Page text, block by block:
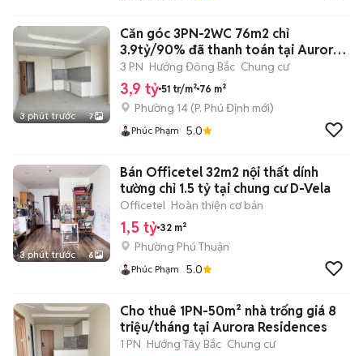
3 phút trước 7
Căn góc 3PN-2WC 76m2 chỉ
3.9tỷ/90% đã thanh toán tại Aurora
Residences
3 PN Hướng Đông Bắc Chung cư
3,9 tỷ 51 tr/m² 76 m²
Phường 14 (P. Phú Định mới)
Phúc Phạm 5.0
3 phút trước 6
Bán Officetel 32m2 nội thất dính
tường chỉ 1.5 tỷ tại chung cư D-Vela
Officetel Hoàn thiện cơ bản
1,5 tỷ 32 m²
Phường Phú Thuận
Phúc Phạm 5.0
Cho thuê 1PN-50m² nhà trống giá 8
triệu/tháng tại Aurora Residences
1 PN Hướng Tây Bắc Chung cư